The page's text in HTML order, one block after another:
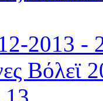
2013 -
Βόλεϊ